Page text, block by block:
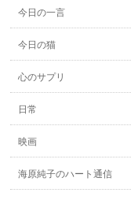
今日の一言
今日の猫
心のサプリ
日常
映画
海原純子のハート通信